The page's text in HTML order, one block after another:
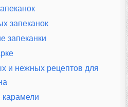
запеканок
запеканки
и нежных рецептов для
карамели